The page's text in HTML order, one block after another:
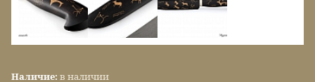
Наличие: в наличии